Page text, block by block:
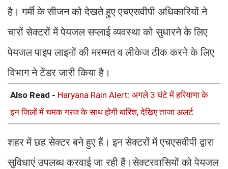
है। गर्मी के सीजन को देखते हुए एचएसवीपी अधिकारियों ने
चारों सेक्टरों में पेयजल सप्लाई व्यवस्था को सुधारने के लिए
पेयजल पाइप लाइनों की मरम्मत व लीकेज ठीक करने के लिए
विभाग ने टेंडर जारी किया है।
Also Read - Haryana Rain Alert: अगले 3 घंटे में हरियाणा के
इन जिलों में चमक गरज के साथ होगी बारिश, देखिए ताजा अलर्ट
शहर में छह सेक्टर बने हुए हैं। इन सेक्टरों में एचएसवीपी द्वारा
सुविधाएं उपलब्ध करवाई जा रही हैं।सेक्टरवासियों को पेयजल